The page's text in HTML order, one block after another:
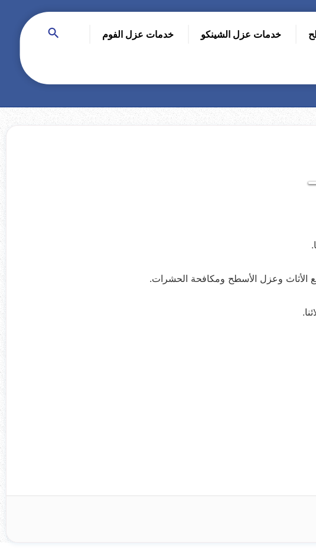
خدمات عزل الشينكو خدمات عزل الفوم
الأثاث وعزل الأسطح ومكافحة الحشرات.